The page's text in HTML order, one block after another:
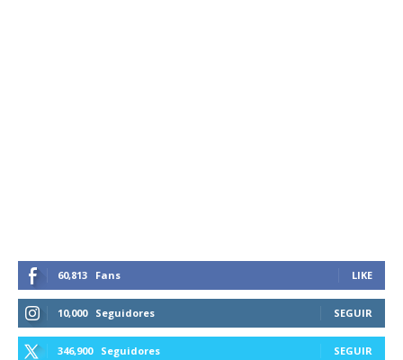
60,813 Fans LIKE
10,000 Seguidores SEGUIR
346,900 Seguidores SEGUIR